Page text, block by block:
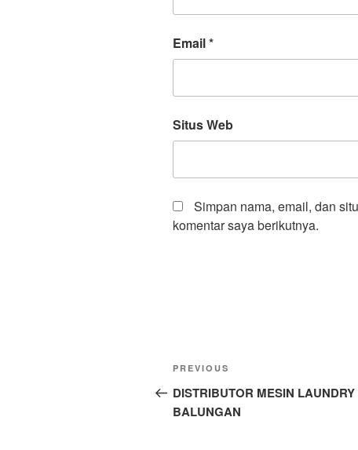
Email*
Situs Web
Simpan nama, email, dan
komentar saya berikutnya.
PREVIOUS
DISTRIBUTOR MESIN LAUNDRY
BALUNGAN